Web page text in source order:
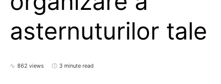
asternuturilor tale
862 views 3 minute read